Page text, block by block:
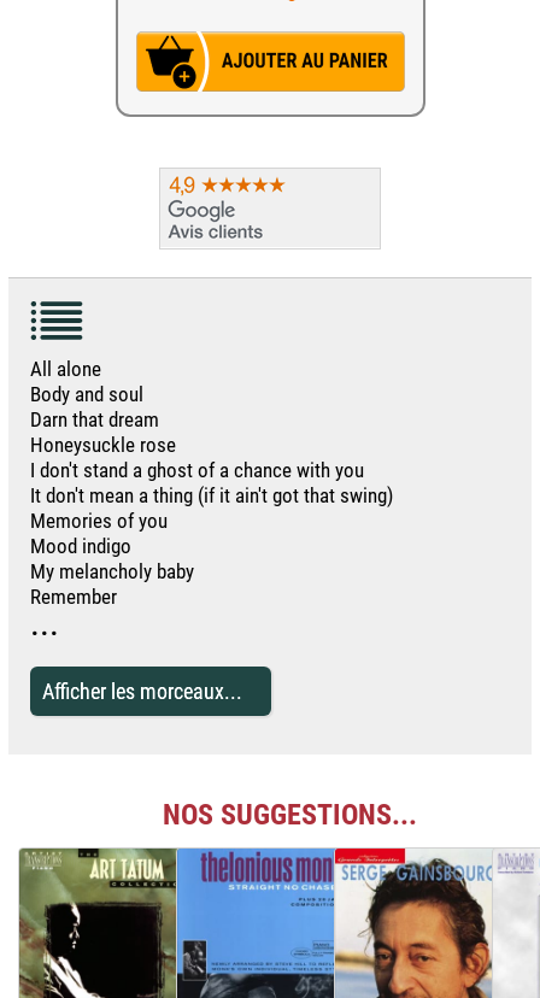
All alone
Body and soul
Darn that dream
Honeysuckle rose
I don't stand a ghost of a chance with you
It don't mean a thing (if it ain't got that swing)
Memories of you
Mood indigo
My melancholy baby
Remember
...
Afficher les morceaux...
NOS SUGGESTIONS...